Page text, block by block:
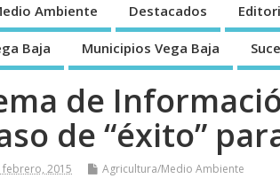
Ambiente Destacados
Baja Municipios Vega Baja
de
de “éxito”
febrero, 2015 Agricultura/Medio Ambiente